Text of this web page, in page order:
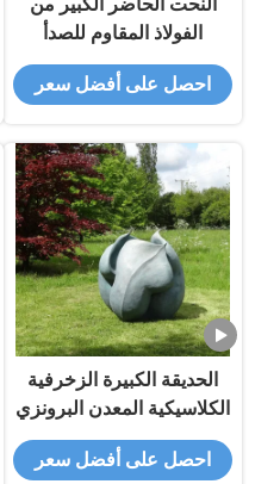
الفولاذ المقاوم للصدأ
احصل على أفضل سعر
الحديقة الكبيرة الزخرفية
الكلاسيكية المعدن البرونزي
المنحوتات المناظر الطبيعية
براعم الزهور
احصل على أفضل سعر